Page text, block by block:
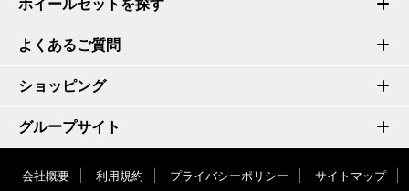
ホイールセットを探す
よくあるご質問
ショッピング
グループサイト
会社概要 利用規約 プライバシーポリシー
サイトマップ